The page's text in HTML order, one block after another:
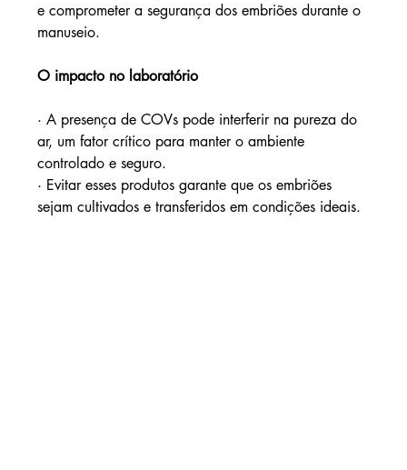
e comprometer a segurança dos embriões durante o
manuseio.
O impacto no laboratório
· A presença de COVs pode interferir na pureza do
ar, um fator crítico para manter o ambiente
controlado e seguro.
· Evitar esses produtos garante que os embriões
sejam cultivados e transferidos em condições ideais.